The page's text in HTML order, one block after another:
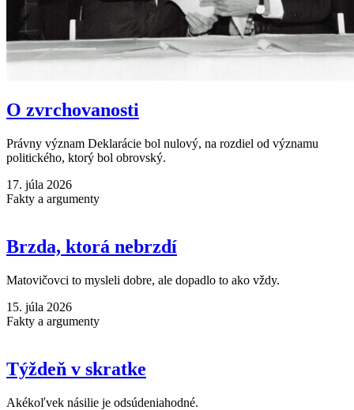
O zvrchovanosti
Právny význam Deklarácie bol nulový, na rozdiel od významu
politického, ktorý bol obrovský.
17. júla 2026
Fakty a argumenty
Brzda, ktorá nebrzdí
Matovičovci to mysleli dobre, ale dopadlo to ako vždy.
15. júla 2026
Fakty a argumenty
Týždeň v skratke
Akékoľvek násilie je odsúdeniahodné.